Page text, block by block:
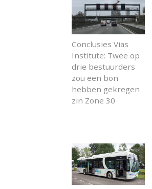
Conclusies Vias
Institute: Twee op
drie bestuurders
zou een bon
hebben gekregen
zin Zone 30